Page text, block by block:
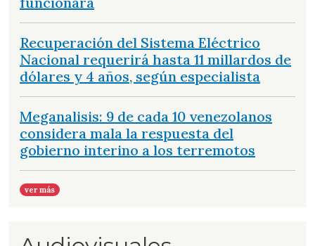
Recuperación del Sistema Eléctrico
Nacional requerirá hasta 11 millardos de
dólares y 4 años, según especialista
Meganalisis: 9 de cada 10 venezolanos
considera mala la respuesta del
gobierno interino a los terremotos
ver más